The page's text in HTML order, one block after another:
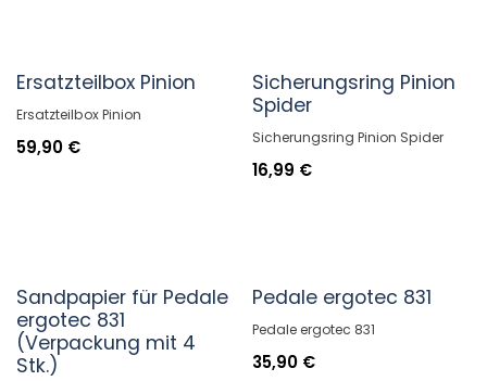
Ersatzteilbox Pinion
Ersatzteilbox Pinion
59,90 €
Sicherungsring Pinion
Spider
Sicherungsring Pinion Spider
16,99 €
Sandpapier für Pedale
ergotec 831
(Verpackung mit 4
Stk.)
Pedale ergotec 831
Pedale ergotec 831
35,90€